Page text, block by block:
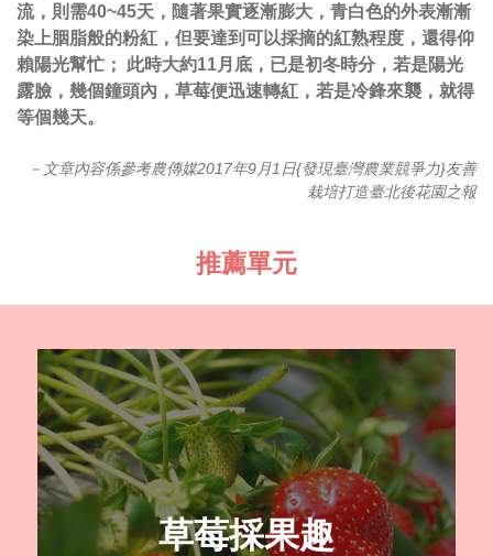
流，則需40~45天，隨著果實逐漸膨大，青白色的外表漸漸
染上胭脂般的粉紅，但要達到可以採摘的紅熟程度，還得仰
賴陽光幫忙； 此時大約11月底，已是初冬時分，若是陽光
露臉，幾個鐘頭內，草莓便迅速轉紅，若是冷鋒來襲，就得
等個幾天。
－文章內容係參考農傳媒2017年9月1日{發現臺灣農業競爭力}友善
栽培打造臺北後花園之報
推薦單元
草莓採果趣